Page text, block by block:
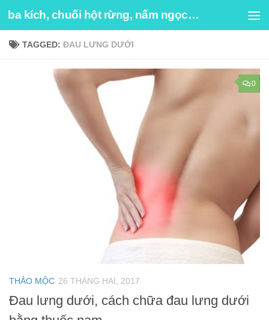
Skip to content ba kích, chuối hột rừng, nấm ngọc cẩu
TAGGED: ĐAU LƯNG DƯỚI
0
THẢO MỘC 26 THÁNG HAI, 2017
Đau lưng dưới, cách chữa đau lưng dưới